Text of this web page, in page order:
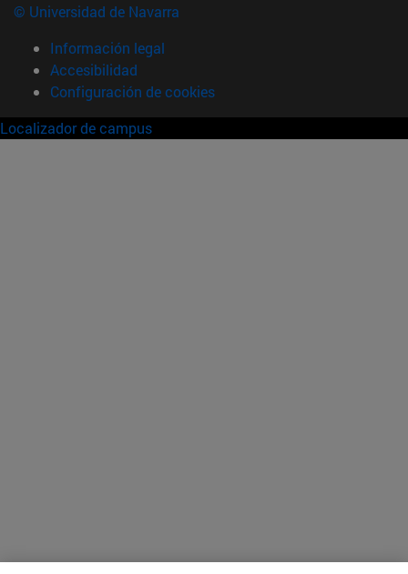
© Universidad de Navarra
Información legal
Accesibilidad
Configuración de cookies
Localizador de campus